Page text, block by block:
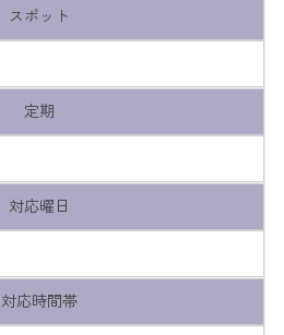
スポット
定期
対応曜日
対応時間帯